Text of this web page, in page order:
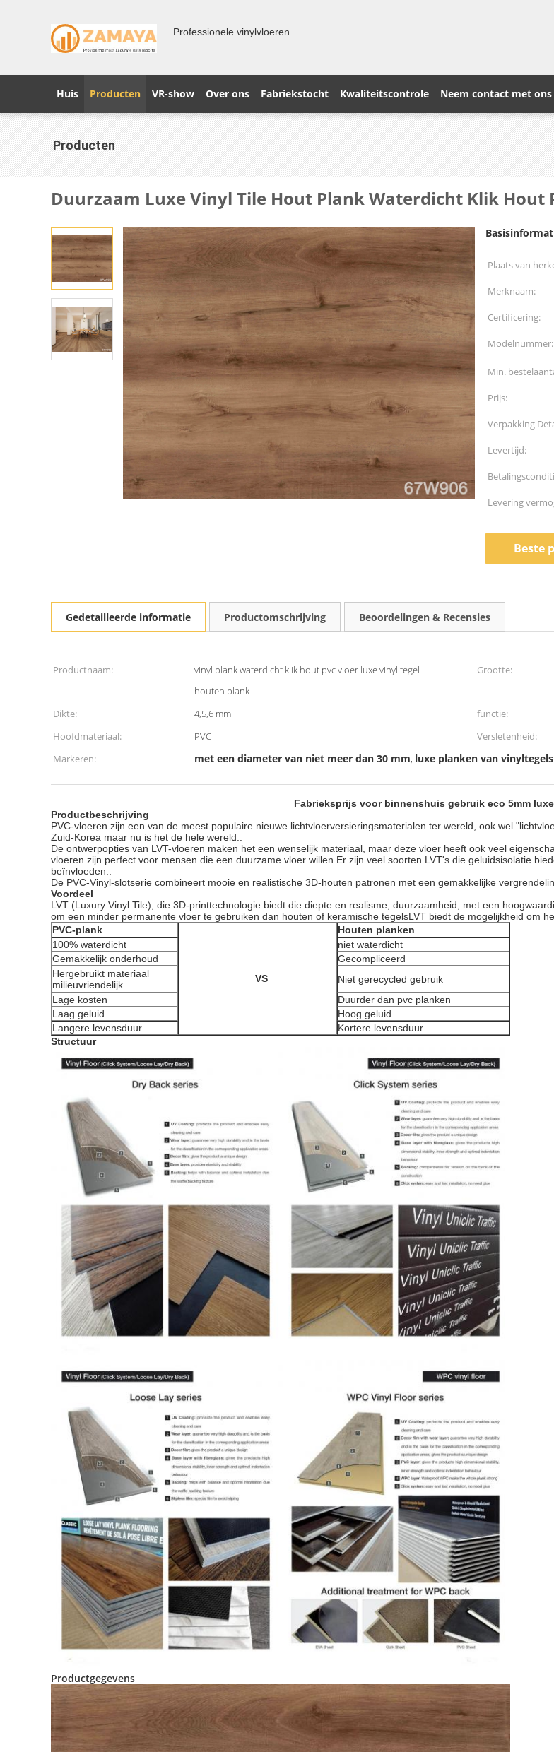
Professionele vinylvloeren
Huis Producten VR-show Over ons Fabriekstocht Kwaliteitscontrole Neem contact met
Producten
Duurzaam Luxe Vinyl Tile Hout Plank Waterdicht Klik Hout
Plaats van
Merknaam:
Certificering:
Modelnummer:
Min.
Prijs:
Verpakking
Levertijd:
Levering
Beste
Gedetailleerde informatie Productomschrijving Beoordelingen & Recensies
Productnaam:
vinyl plank waterdicht klik hout pvc vloer luxe vinyl tegel
houten plank
Grootte:
Dikte: 4,5,6 mm functie:
Hoofdmateriaal:
PVC Versletenheid:
Markeren:
met een diameter van niet meer dan 30 mm, luxe planken van vinyltegels
Fabrieksprijs voor binnenshuis gebruik eco 5mm
Productbeschrijving
PVC-vloeren zijn een van de meest populaire nieuwe lichtvloerversieringsmaterialen ter wereld, ook wel
Zuid-Korea maar nu is het de hele wereld..
De ontwerpopties van LVT-vloeren maken het een wenselijk materiaal, maar deze vloer heeft ook veel
vloeren zijn perfect voor mensen die een duurzame vloer willen.Er zijn veel soorten LVT's die geluidsisolatie
beïnvloeden..
De PVC-Vinyl-slotserie combineert mooie en realistische 3D-houten patronen met een gemakkelijke
Voordeel
LVT (Luxury Vinyl Tile), die 3D-printtechnologie biedt die diepte en realisme, duurzaamheid, met een
om een minder permanente vloer te gebruiken dan houten of keramische tegelsLVT biedt de mogelijkheid om
PVC-plank
VS
Houten planken
100% waterdicht
niet waterdicht
Gemakkelijk onderhoud
Gecompliceerd
Hergebruikt materiaal
milieuvriendelijk
Niet gerecycled gebruik
Lage kosten
Duurder dan pvc planken
Laag geluid
Hoog geluid
Langere levensduur
Kortere levensduur
Structuur
Productgegevens